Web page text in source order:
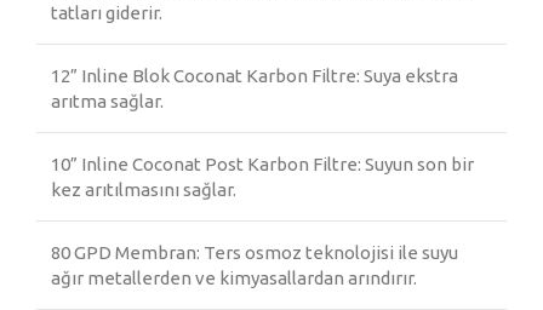
tatları giderir.
12” Inline Blok Coconat Karbon Filtre: Suya ekstra
arıtma sağlar.
10” Inline Coconat Post Karbon Filtre: Suyun son bir
kez arıtılmasını sağlar.
80 GPD Membran: Ters osmoz teknolojisi ile suyu
ağır metallerden ve kimyasallardan arındırır.